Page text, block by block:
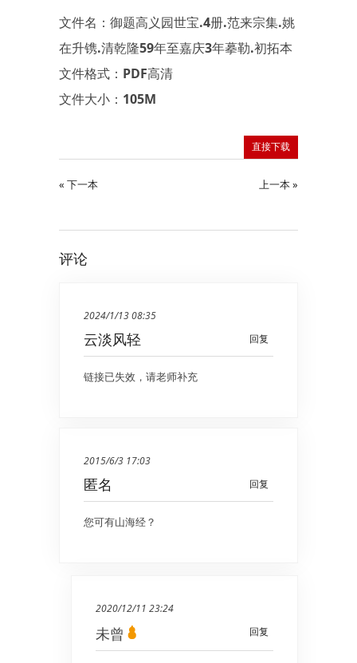
文件名：御题高义园世宝.4册.范来宗集.姚
在升镌.清乾隆59年至嘉庆3年摹勒.初拓本
文件格式：PDF高清
文件大小：105M
直接下载
« 下一本 上一本 »
评论
2024/1/13 08:35
回复
云淡风轻
链接已失效，请老师补充
2015/6/3 17:03
回复
匿名
您可有山海经？
2020/12/11 23:24
回复
未曾